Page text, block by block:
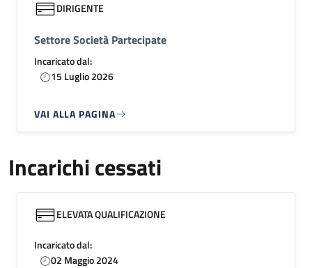
DIRIGENTE
Settore Società Partecipate
Incaricato dal:
15 Luglio 2026
VAI ALLA PAGINA
Incarichi cessati
ELEVATA QUALIFICAZIONE
Incaricato dal:
02 Maggio 2024